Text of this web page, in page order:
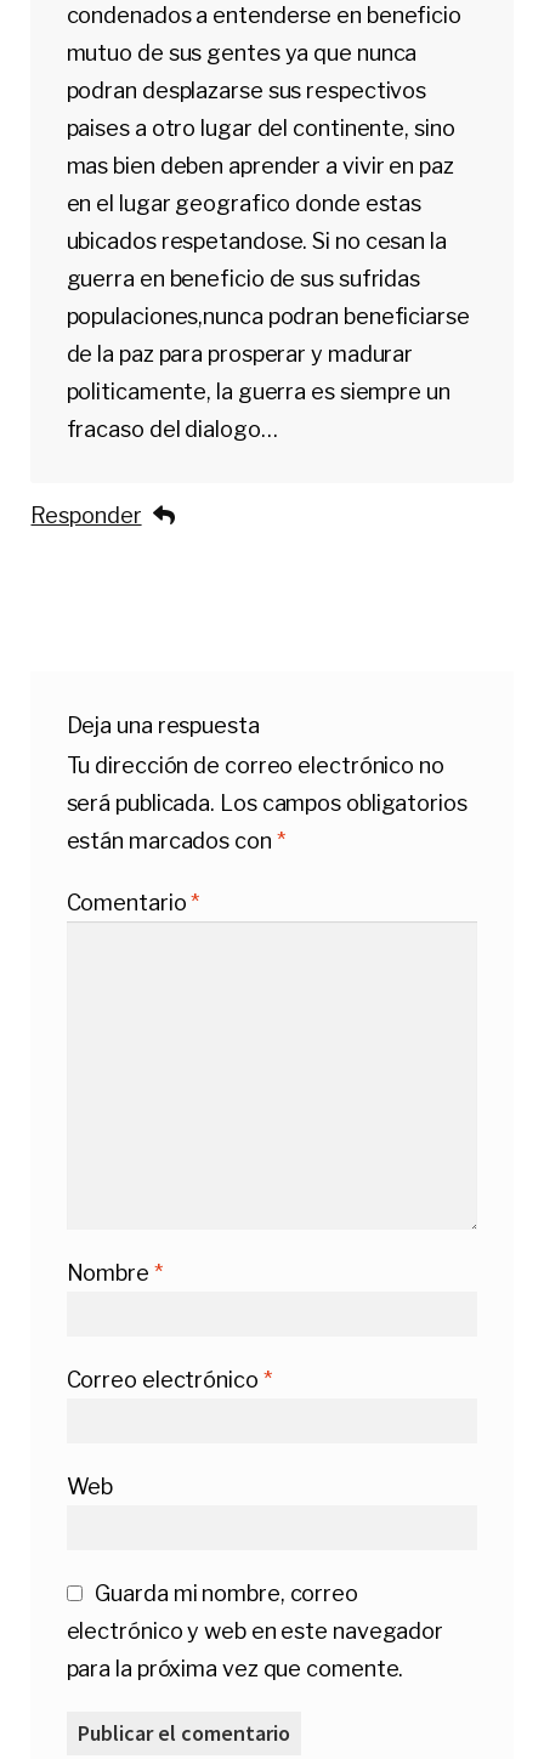
condenados a entenderse en beneficio
mutuo de sus gentes ya que nunca
podran desplazarse sus respectivos
paises a otro lugar del continente, sino
mas bien deben aprender a vivir en paz
en el lugar geografico donde estas
ubicados respetandose. Si no cesan la
guerra en beneficio de sus sufridas
populaciones,nunca podran beneficiarse
de la paz para prosperar y madurar
politicamente, la guerra es siempre un
fracaso del dialogo…
Responder
Deja una respuesta
Tu dirección de correo electrónico no
será publicada. Los campos obligatorios
están marcados con *
Comentario*
Nombre *
Correo electrónico *
Web
Guarda mi nombre, correo
electrónico y web en este navegador
para la próxima vez que comente.